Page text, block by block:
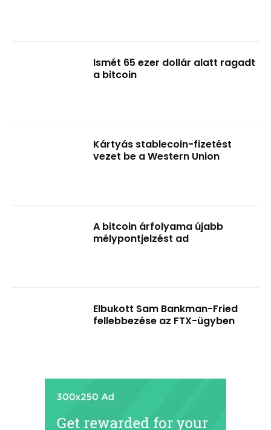
Ismét 65 ezer dollár alatt ragadt
a bitcoin
Kártyás stablecoin-fizetést
vezet be a Western Union
A bitcoin árfolyama újabb
mélypontjelzést ad
Elbukott Sam Bankman-Fried
fellebbezése az FTX-ügyben